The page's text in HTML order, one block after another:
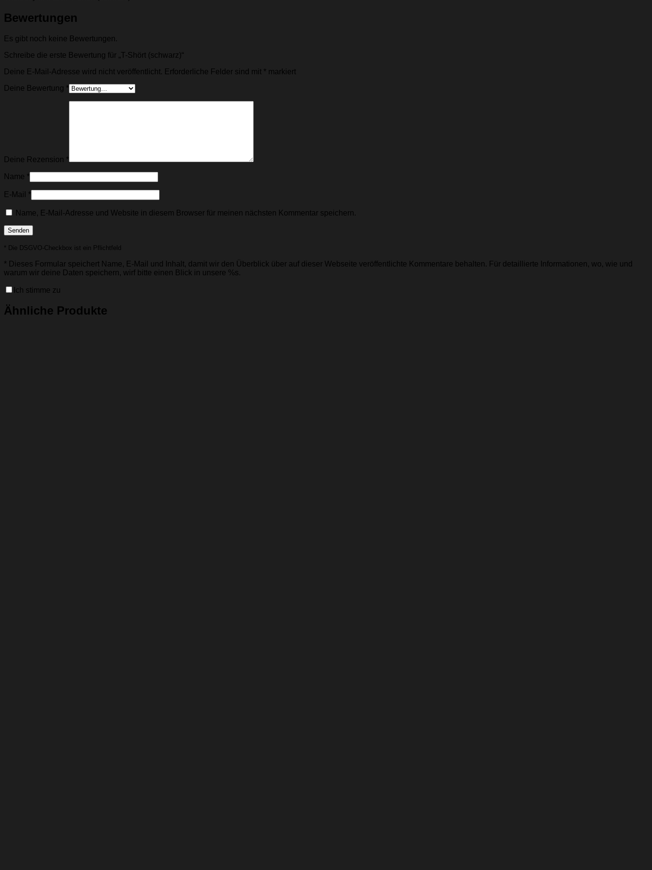
Bewertungen
Es gibt noch keine Bewertungen.
Schreibe die erste Bewertung für „T-Shört (schwarz)“
Deine E-Mail-Adresse wird nicht veröffentlicht. Erforderliche Felder sind mit * markiert
Deine Bewertung *
Deine Rezension *
Name *
E-Mail *
Name, E-Mail-Adresse und Website in diesem Browser für meinen nächsten Kommentar speichern.
* Die DSGVO-Checkbox ist ein Pflichtfeld
* Dieses Formular speichert Name, E-Mail und Inhalt, damit wir den Überblick über auf dieser Webseite veröffentlichte Kommentare behalten. Für detaillierte Informationen, wo, wie und
warum wir deine Daten speichern, wirf bitte einen Blick in unsere %s.
Ich stimme zu
Ähnliche Produkte